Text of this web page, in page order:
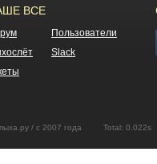
ВСЕ
Пользователи
Slack
пыха.ру / с 2007 года Total: